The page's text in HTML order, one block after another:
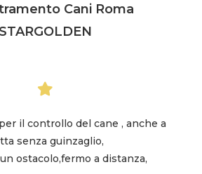
Cani Roma
STARGOLDEN
il controllo del cane , anche a
senza guinzaglio,
ostacolo,fermo a distanza,